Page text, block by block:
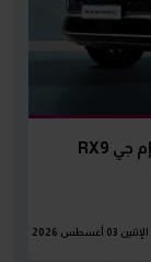
بسعر 1.9 مليون جنيه.. المواصفات الكاملة لـ إم جي RX9
الإثنين 03 أغسطس 2026